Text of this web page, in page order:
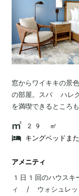
窓からワイキキの景
の部屋。スパ ハレ
を満喫できるところも
29 ㎡
キングベッドま
アメニティ
1日1回のハウスキ
ィ / ウォシュレ